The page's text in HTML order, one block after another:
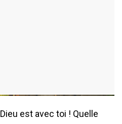
est avec toi ! Quelle